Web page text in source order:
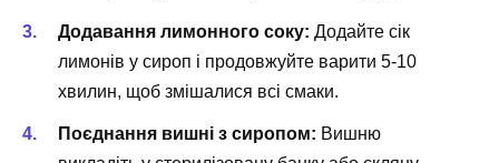
Додавання лимонного соку: Додайте сік
лимонів у сироп і продовжуйте варити 5-10
хвилин, щоб змішалися всі смаки.
Поєднання вишні з сиропом: Вишню